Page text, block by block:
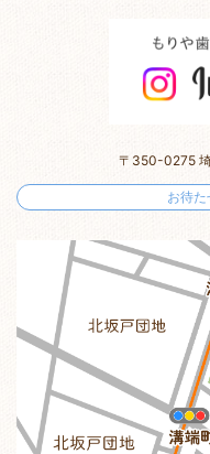
〒350-0275
お待